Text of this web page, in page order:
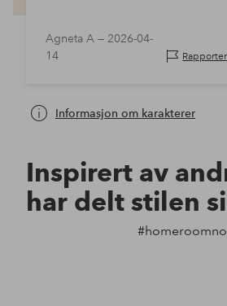
Agneta A — 2026-04-
14
Informasjon om karakterer
Inspirert av
har delt stilen
#homeroomno